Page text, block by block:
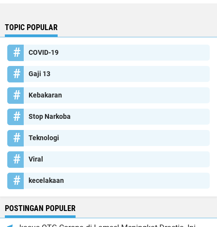
TOPIC POPULAR
COVID-19
Gaji 13
Kebakaran
Stop Narkoba
Teknologi
Viral
kecelakaan
POSTINGAN POPULER